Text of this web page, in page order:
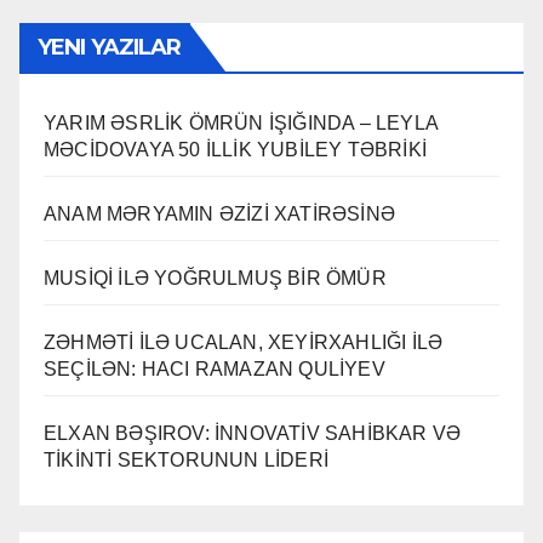
YENI YAZILAR
YARIM ƏSRLİK ÖMRÜN İŞIĞINDA – LEYLA
MƏCİDOVAYA 50 İLLİK YUBİLEY TƏBRİKİ
ANAM MƏRYAMIN ƏZİZİ XATİRƏSİNƏ
MUSİQİ İLƏ YOĞRULMUŞ BİR ÖMÜR
ZƏHMƏTİ İLƏ UCALAN, XEYİRXAHLIĞI İLƏ
SEÇİLƏN: HACI RAMAZAN QULİYEV
ELXAN BƏŞIROV: İNNOVATİV SAHİBKAR VƏ
TİKİNTİ SEKTORUNUN LİDERİ